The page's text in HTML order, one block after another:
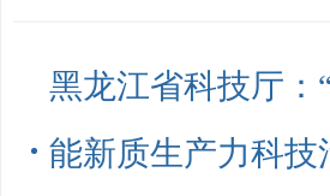
黑龙江省科技厅：
能新质生产力科